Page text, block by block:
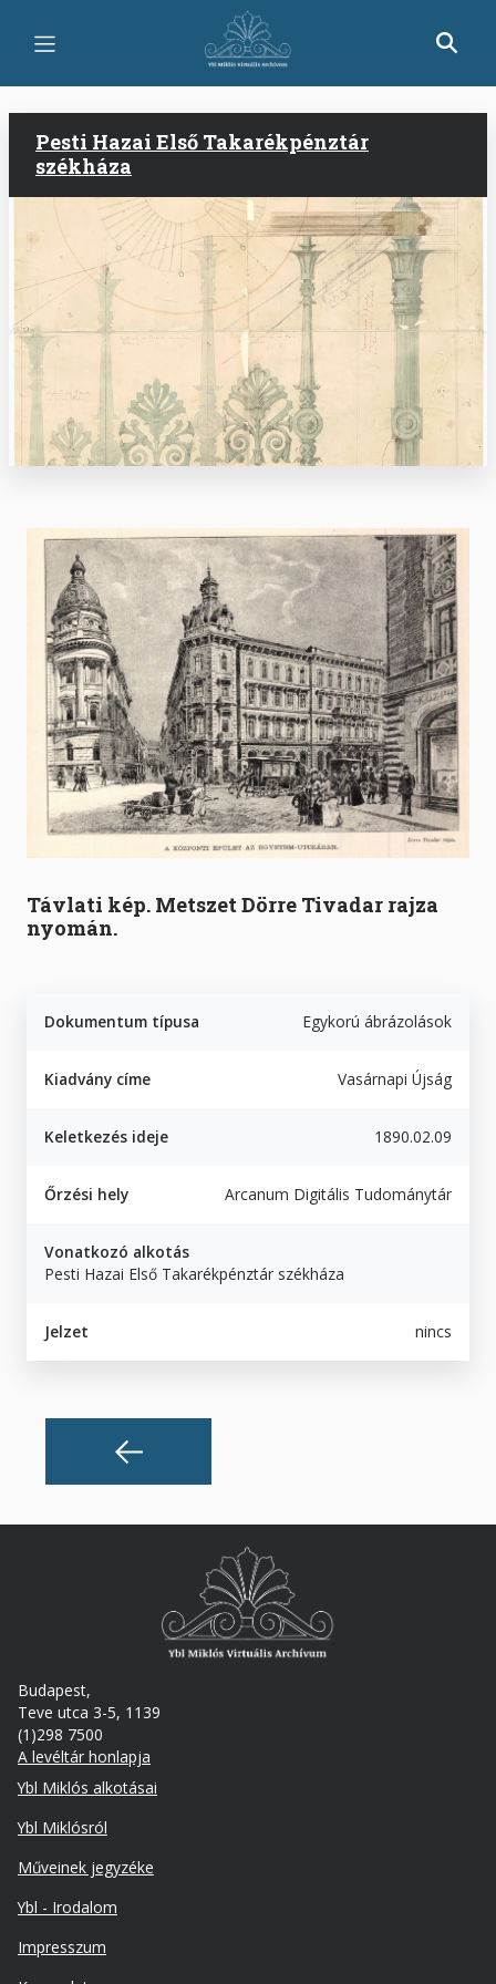
tartalomra
Pesti Hazai Első Takarékpénztár
székháza
Távlati kép. Metszet Dörre Tivadar rajza
nyomán.
Dokumentum típusa Egykorú ábrázolások
Kiadvány címe Vasárnapi Újság
Keletkezés ideje 1890.02.09
Őrzési hely Arcanum Digitális Tudománytár
Vonatkozó alkotás
Pesti Hazai Első Takarékpénztár székháza
Jelzet nincs
Budapest,
Teve utca 3-5, 1139
(1)298 7500
A levéltár honlapja
Footer
Ybl Miklós alkotásai
Ybl Miklósról
Műveinek jegyzéke
Ybl - Irodalom
Lábléc
másodlagos
Impresszum